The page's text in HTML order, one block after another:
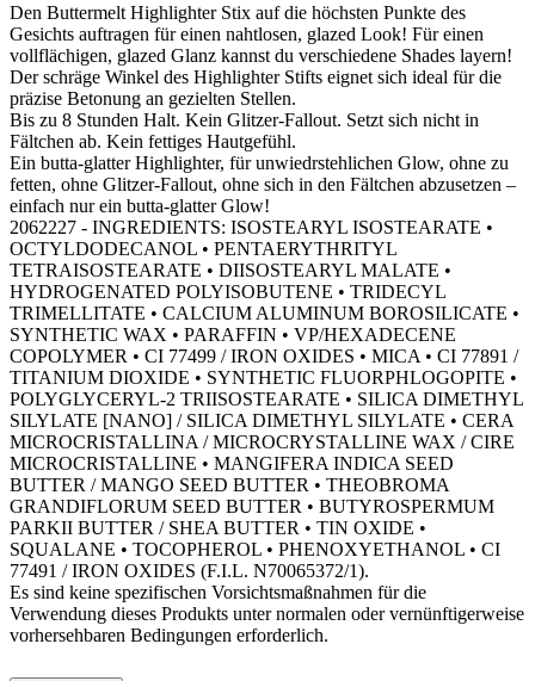
Den Buttermelt Highlighter Stix auf die höchsten Punkte des
Gesichts auftragen für einen nahtlosen, glazed Look! Für einen
vollflächigen, glazed Glanz kannst du verschiedene Shades layern!
Der schräge Winkel des Highlighter Stifts eignet sich ideal für die
präzise Betonung an gezielten Stellen.
Bis zu 8 Stunden Halt. Kein Glitzer-Fallout. Setzt sich nicht in
Fältchen ab. Kein fettiges Hautgefühl.
Ein butta-glatter Highlighter, für unwiedrstehlichen Glow, ohne zu
fetten, ohne Glitzer-Fallout, ohne sich in den Fältchen abzusetzen –
einfach nur ein butta-glatter Glow!
2062227 - INGREDIENTS: ISOSTEARYL ISOSTEARATE •
OCTYLDODECANOL • PENTAERYTHRITYL
TETRAISOSTEARATE • DIISOSTEARYL MALATE •
HYDROGENATED POLYISOBUTENE • TRIDECYL
TRIMELLITATE • CALCIUM ALUMINUM BOROSILICATE •
SYNTHETIC WAX • PARAFFIN • VP/HEXADECENE
COPOLYMER • CI 77499 / IRON OXIDES • MICA • CI 77891 /
TITANIUM DIOXIDE • SYNTHETIC FLUORPHLOGOPITE •
POLYGLYCERYL-2 TRIISOSTEARATE • SILICA DIMETHYL
SILYLATE [NANO] / SILICA DIMETHYL SILYLATE • CERA
MICROCRISTALLINA / MICROCRYSTALLINE WAX / CIRE
MICROCRISTALLINE • MANGIFERA INDICA SEED
BUTTER / MANGO SEED BUTTER • THEOBROMA
GRANDIFLORUM SEED BUTTER • BUTYROSPERMUM
PARKII BUTTER / SHEA BUTTER • TIN OXIDE •
SQUALANE • TOCOPHEROL • PHENOXYETHANOL • CI
77491 / IRON OXIDES (F.I.L. N70065372/1).
Es sind keine spezifischen Vorsichtsmaßnahmen für die
Verwendung dieses Produkts unter normalen oder vernünftigerweise
vorhersehbaren Bedingungen erforderlich.